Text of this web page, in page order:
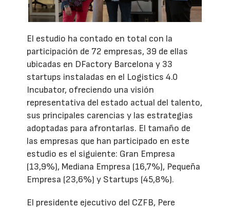
El estudio ha contado en total con la
participación de 72 empresas, 39 de ellas
ubicadas en DFactory Barcelona y 33
startups instaladas en el Logistics 4.0
Incubator, ofreciendo una visión
representativa del estado actual del talento,
sus principales carencias y las estrategias
adoptadas para afrontarlas. El tamaño de
las empresas que han participado en este
estudio es el siguiente: Gran Empresa
(13,9%), Mediana Empresa (16,7%), Pequeña
Empresa (23,6%) y Startups (45,8%).
El presidente ejecutivo del CZFB, Pere